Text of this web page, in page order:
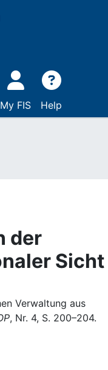
My FIS Help
der
Sicht
Verwaltung aus
, Nr. 4, S. 200–204.